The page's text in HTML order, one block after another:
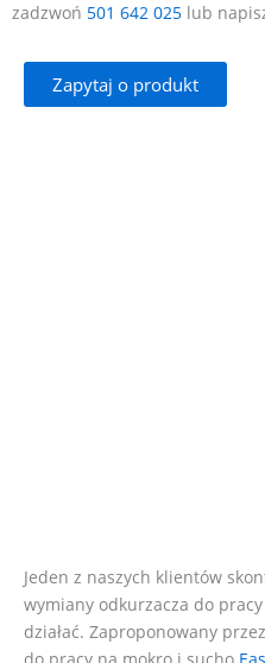
zadzwoń 501 642 025 lub
Zapytaj o produkt
Jeden z naszych klientów
wymiany odkurzacza do
działać. Zaproponowany